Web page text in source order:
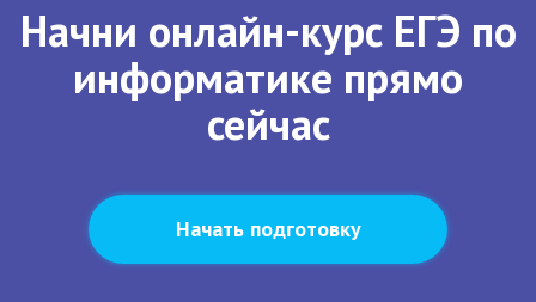
Начни онлайн-курс ЕГЭ по
информатике прямо
сейчас
Начать подготовку